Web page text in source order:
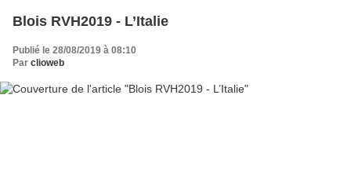
Blois RVH2019 - L’Italie
Publié le 28/08/2019 à 08:10
Par clioweb